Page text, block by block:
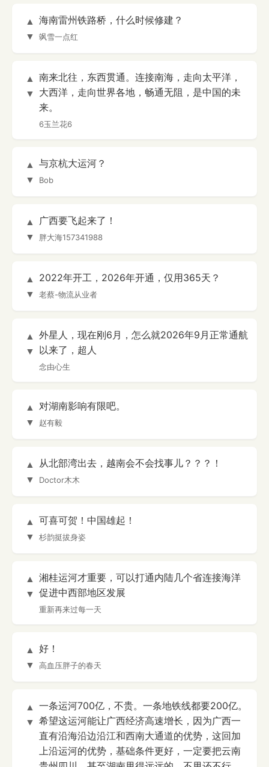
▲
▼
海南雷州铁路桥，什么时候修建？
飒雪一点红
▲
▼
南来北往，东西贯通。连接南海，走向太平洋，
大西洋，走向世界各地，畅通无阻，是中国的未
来。
6玉兰花6
▲
▼
与京杭大运河？
Bob
▲
▼
广西要飞起来了！
胖大海157341988
▲
▼
2022年开工，2026年开通，仅用365天？
老蔡-物流从业者
▲
▼
外星人，现在刚6月，怎么就2026年9月正常通航
以来了，超人
念由心生
▲
▼
对湖南影响有限吧。
赵有毅
▲
▼
从北部湾出去，越南会不会找事儿？？？！
Doctor木木
▲
▼
可喜可贺！中国雄起！
杉韵挺拔身姿
▲
▼
湘桂运河才重要，可以打通内陆几个省连接海洋
促进中西部地区发展
重新再来过每一天
▲
▼
好！
高血压胖子的春天
▲
▼
一条运河700亿，不贵。一条地铁线都要200亿。
希望这运河能让广西经济高速增长，因为广西一
直有沿海沿边沿江和西南大通道的优势，这回加
上沿运河的优势，基础条件更好，一定要把云南